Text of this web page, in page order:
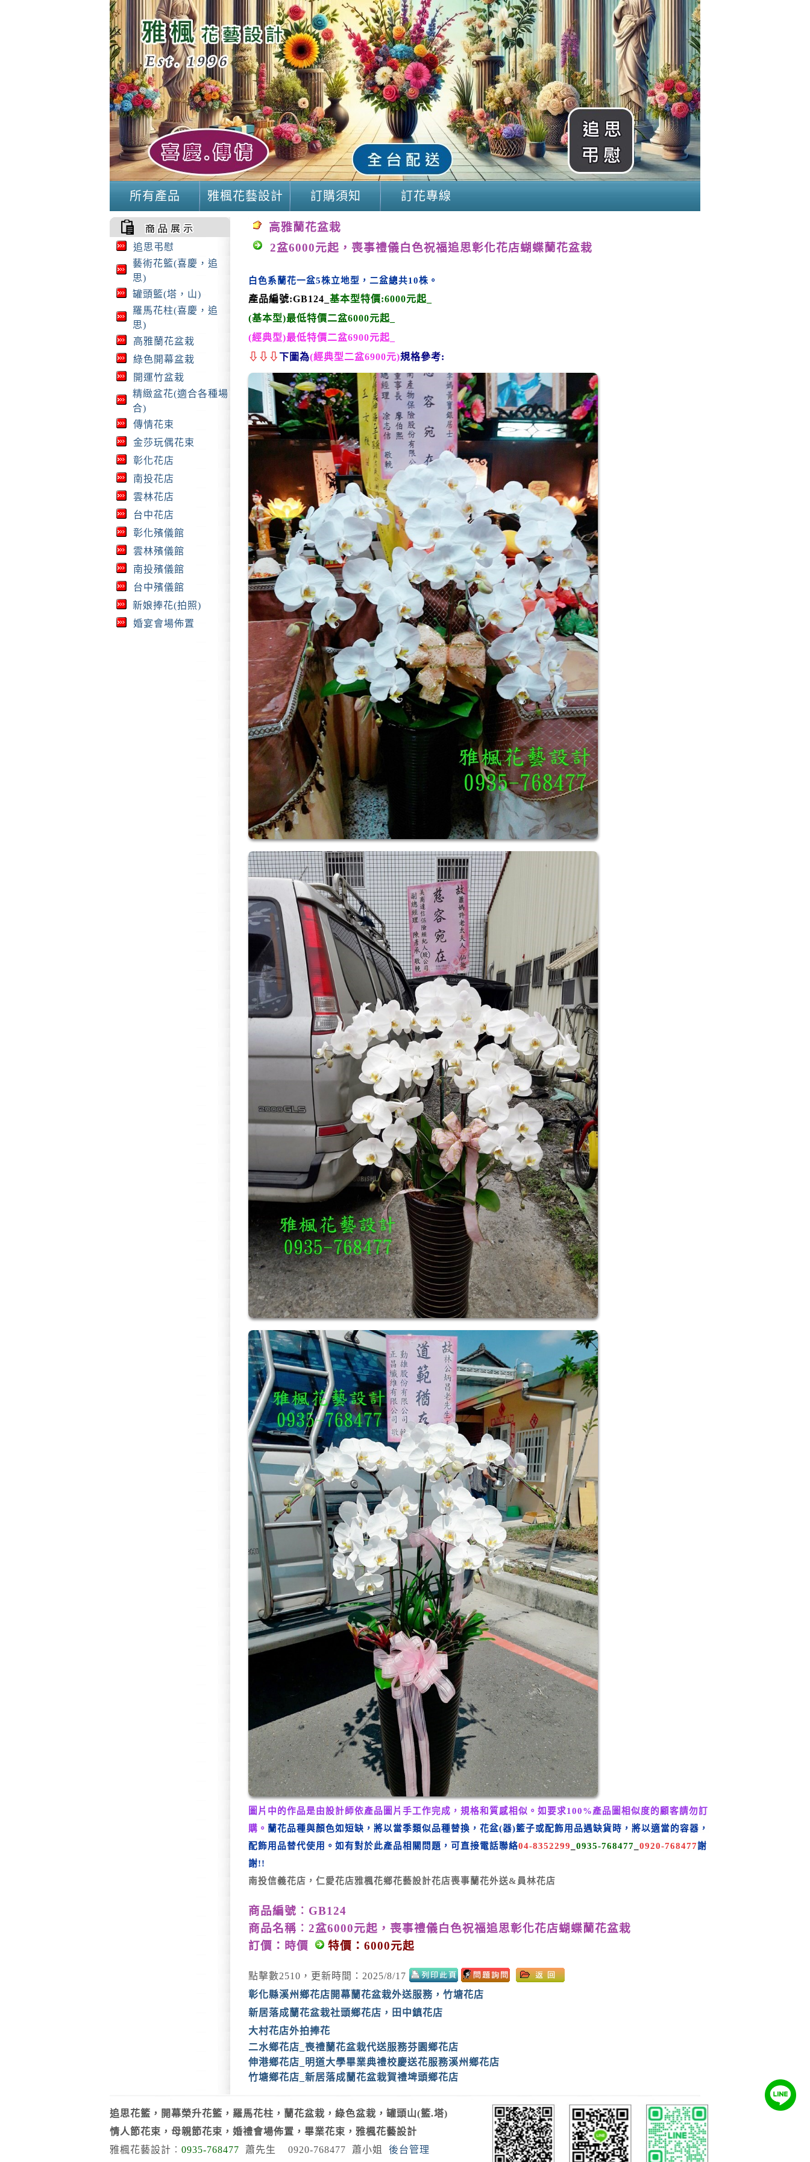
所有產品 雅楓花藝設計 訂購須知 訂花專線
追思弔慰
藝術花籃(喜慶，追
思)
罐頭籃(塔，山)
羅馬花柱(喜慶，追
思)
高雅蘭花盆栽
綠色開幕盆栽
開運竹盆栽
精緻盆花(適合各種場
合)
傳情花束
金莎玩偶花束
彰化花店
南投花店
雲林花店
台中花店
彰化殯儀館
雲林殯儀館
南投殯儀館
台中殯儀館
新娘捧花(拍照)
婚宴會場佈置
高雅蘭花盆栽
2盆6000元起，喪事禮儀白色祝福追思彰化花店蝴蝶蘭花盆栽
白色系蘭花一盆5株立地型， 二盆總共10株。
產品編號:GB124 基本型特價:6000元起_
(基本型)最低特價二盆6000元起_
(經典型)最低特價二盆6900元起_
⇩ ⇩ ⇩下圖為(經典型二盆6900元)規格參考:
圖片中的作品是由設計師依產品圖片手工作完成， 規格和質感相似。如要求100%產品圖相似度的顧客請勿訂
購。 蘭花品種與顏色如短缺，將以當季類似品種替換，花盆(器)籃子或配飾用品遇缺貨時，將以適當的容器，
配飾用品替代使用。 如有對於此產品相關問題，可直接電話聯絡04-8352299 0935-768477 0920-768477謝
謝!!
南投信義花店，仁愛花店雅楓花鄉花藝設計花店喪事蘭花外送&員林花店
商品編號︰GB124
商品名稱︰2盆6000元起，喪事禮儀白色祝福追思彰化花店蝴蝶蘭花盆栽
訂價：時價
特價：6000元起
點擊數2510，更新時間：2025/8/17
彰化縣溪州鄉花店開幕蘭花盆栽外送服務，竹塘花店
新居落成蘭花盆栽社頭鄉花店，田中鎮花店
大村花店外拍捧花
二水鄉花店_喪禮蘭花盆栽代送服務芬園鄉花店
伸港鄉花店_明道大學畢業典禮校慶送花服務溪州鄉花店
竹塘鄉花店_新居落成蘭花盆栽賀禮埤頭鄉花店
追思花籃，開幕榮升花籃，羅馬花柱，蘭花盆栽，綠色盆栽，罐頭山(籃.塔)
情人節花束，母親節花束，婚禮會場佈置，畢業花束，雅楓花藝設計
雅楓花藝設計︰ 0935-768477 蕭先生 0920-768477 蕭小姐 後台管理